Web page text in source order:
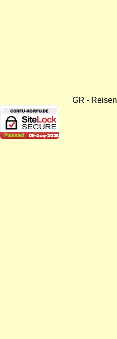
GR - Reisen